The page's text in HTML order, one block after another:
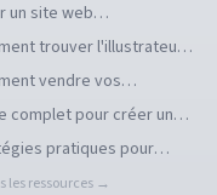
un site web
pour se
trouver l'illustrateur
idéal pour votre
vendre vos
facilement en ligne
complet pour créer un
d'illustration en ligne
illustrateurs
pratiques pour
des commandes
les ressources →